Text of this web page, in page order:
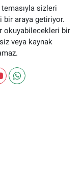
sizleri
bir araya getiriyor.
okuyabilecekleri bir
veya kaynak